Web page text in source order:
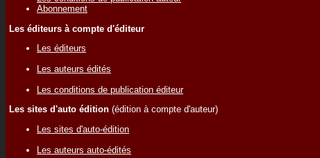
Abonnement
Les éditeurs à compte d'éditeur
Les éditeurs
Les auteurs édités
Les conditions de publication éditeur
Les sites d'auto édition (édition à compte d'auteur)
Les sites d'auto-édition
Les auteurs auto-édités